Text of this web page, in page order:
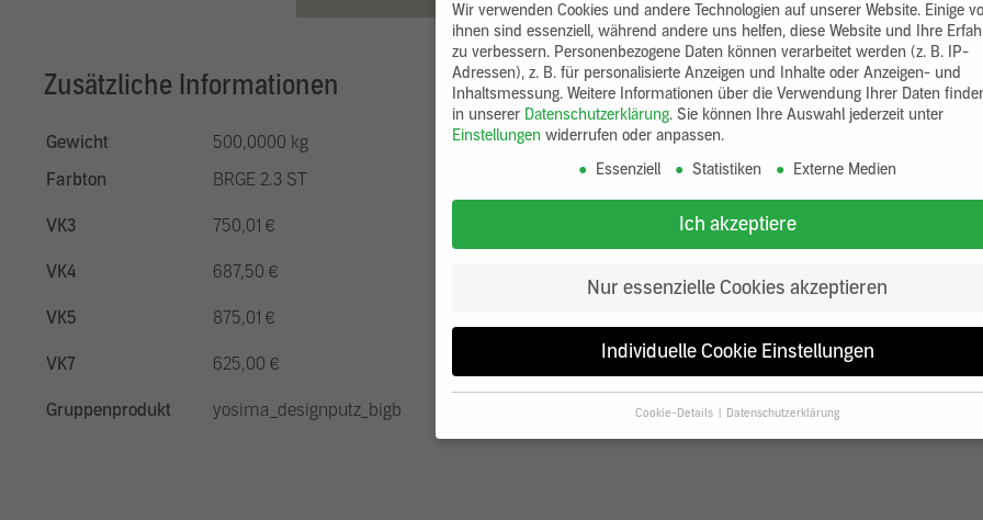
Zusätzliche Informationen
Gewicht
500,0000 kg
Farbton
BRGE 2.3 ST
VK3 750,01 €
VK4 687,50 €
VK5 875,01 €
VK7 625,00 €
Gruppenprodukt yosima_designputz_bigb
Wir verwenden Cookies und andere Technologien auf unserer Website. Einige
ihnen sind essenziell, während andere uns helfen, diese Website und Ihre
zu verbessern. Personenbezogene Daten können verarbeitet werden (z. B. IP-
Adressen), z. B. für personalisierte Anzeigen und Inhalte oder Anzeigen- und
Inhaltsmessung. Weitere Informationen über die Verwendung Ihrer Daten
in unserer Datenschutzerklärung. Sie können Ihre Auswahl jederzeit unter
Einstellungen widerrufen oder anpassen.
Essenziell
Statistiken Externe Medien
Ich akzeptiere
Nur essenzielle Cookies akzeptieren
Individuelle Cookie Einstellungen
Cookie-Details Datenschutzerklärung
Datenschutzeinstellungen